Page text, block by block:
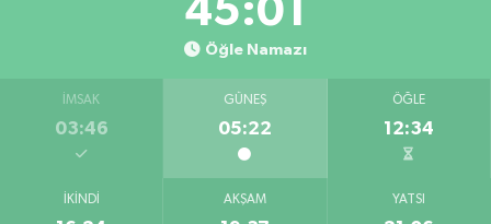
45:01
Öğle Namazı
İMSAK
03:46
GÜNEŞ
05:22
ÖĞLE
12:34
İKINDI AKŞAM YATSI